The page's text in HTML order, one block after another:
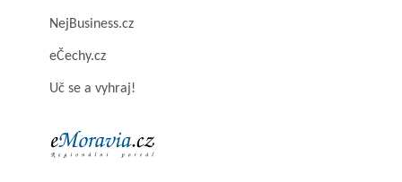
NejBusiness.cz
eČechy.cz
Uč se a vyhraj!